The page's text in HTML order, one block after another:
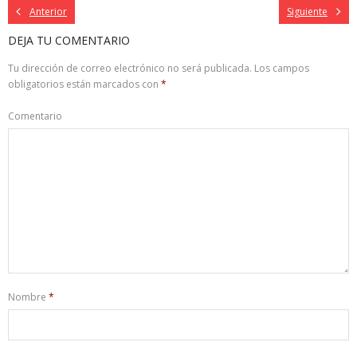
Anterior Siguiente
DEJA TU COMENTARIO
Tu dirección de correo electrónico no será publicada. Los campos
obligatorios están marcados con *
Comentario
Nombre *